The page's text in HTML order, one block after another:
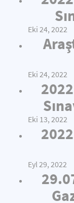
Eki 24, 2022
Eki 24, 2022
Eki 13, 2022
Eyl 29, 2022